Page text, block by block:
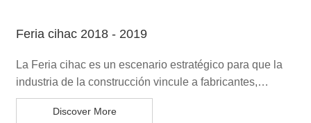
Feria cihac 2018 - 2019
La Feria cihac es un escenario estratégico para que la
industria de la construcción vincule a fabricantes,
importadores y distribuidores con compradores
profesionalesDiscover More